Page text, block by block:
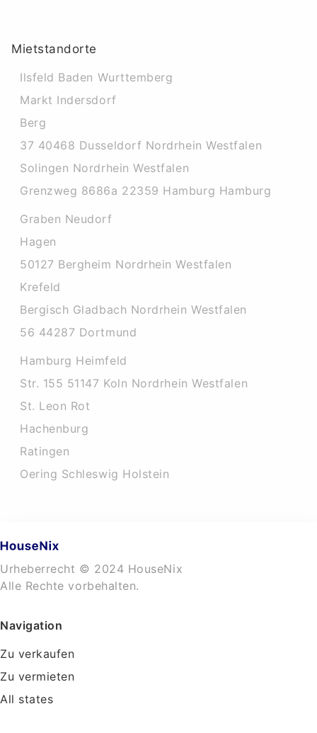
Mietstandorte
Ilsfeld Baden Wurttemberg
Markt Indersdorf
Berg
37 40468 Dusseldorf Nordrhein Westfalen
Solingen Nordrhein Westfalen
Grenzweg 8686a 22359 Hamburg Hamburg
Graben Neudorf
Hagen
50127 Bergheim Nordrhein Westfalen
Krefeld
Bergisch Gladbach Nordrhein Westfalen
56 44287 Dortmund
Hamburg Heimfeld
Str. 155 51147 Koln Nordrhein Westfalen
St. Leon Rot
Hachenburg
Ratingen
Oering Schleswig Holstein
Urheberrecht © 2024 HouseNix
Alle Rechte vorbehalten.
Navigation
Zu verkaufen
Zu vermieten
All states